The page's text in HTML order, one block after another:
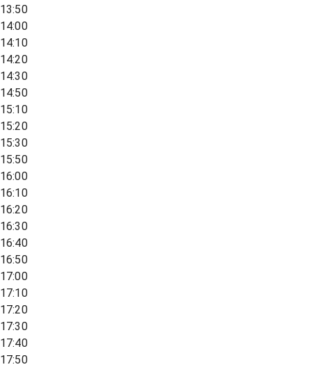
13:50
14:00
14:10
14:20
14:30
14:50
15:10
15:20
15:30
15:50
16:00
16:10
16:20
16:30
16:40
16:50
17:00
17:10
17:20
17:30
17:40
17:50